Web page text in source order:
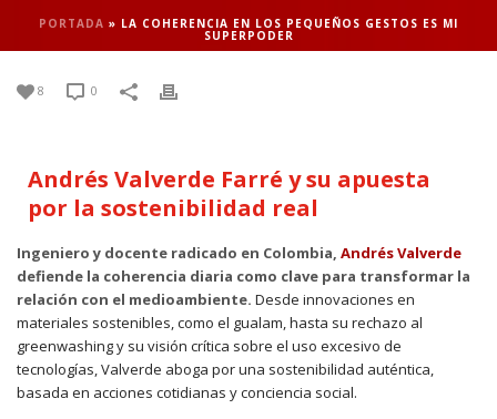
PORTADA » LA COHERENCIA EN LOS PEQUEÑOS GESTOS ES MI
SUPERPODER
8 0
Andrés Valverde Farré y su apuesta
por la sostenibilidad real
Ingeniero y docente radicado en Colombia, Andrés Valverde
defiende la coherencia diaria como clave para transformar la
relación con el medioambiente. Desde innovaciones en
materiales sostenibles, como el gualam, hasta su rechazo al
greenwashing y su visión crítica sobre el uso excesivo de
tecnologías, Valverde aboga por una sostenibilidad auténtica,
basada en acciones cotidianas y conciencia social.